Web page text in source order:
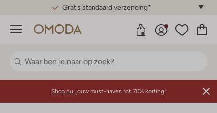
Gratis standaard verzending*
Menu
Shop nu: jouw must-haves tot 70% korting!